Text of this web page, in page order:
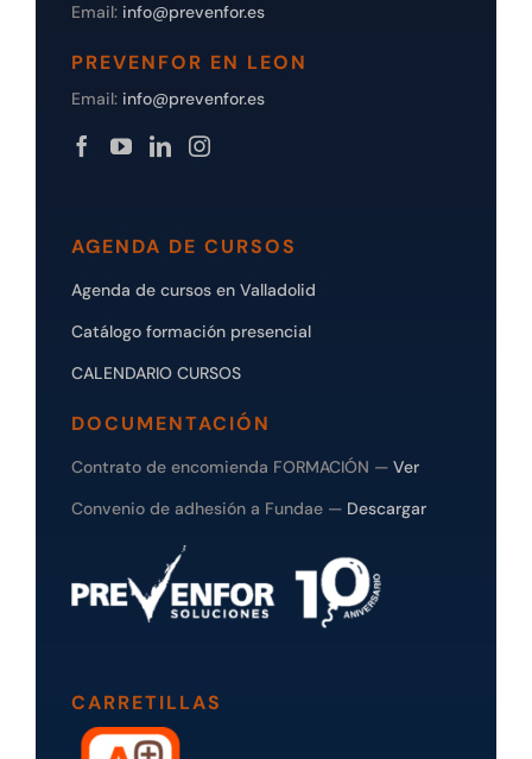
Email: info@prevenfor.es
PREVENFOR EN LEON
Email: info@prevenfor.es
AGENDA DE CURSOS
Agenda de cursos en Valladolid
Catálogo formación presencial
CALENDARIO CURSOS
DOCUMENTACIÓN
Contrato de encomienda FORMACIÓN — Ver
Convenio de adhesión a Fundae — Descargar
CARRETILLAS